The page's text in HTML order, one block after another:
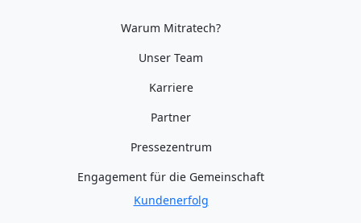
Warum Mitratech?
Unser Team
Karriere
Partner
Pressezentrum
Engagement für die Gemeinschaft
Kundenerfolg